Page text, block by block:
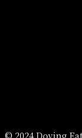
© 2024 Doying